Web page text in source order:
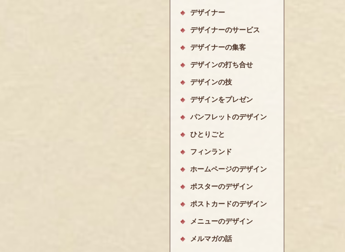
デザイナー
デザイナーのサービス
デザイナーの集客
デザインの打ち合せ
デザインの技
デザインをプレゼン
パンフレットのデザイン
ひとりごと
フィンランド
ホームページのデザイン
ポスターのデザイン
ポストカードのデザイン
メニューのデザイン
メルマガの話